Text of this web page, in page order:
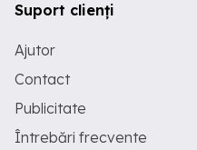
Suport clienți
Ajutor
Contact
Publicitate
Întrebări frecvente